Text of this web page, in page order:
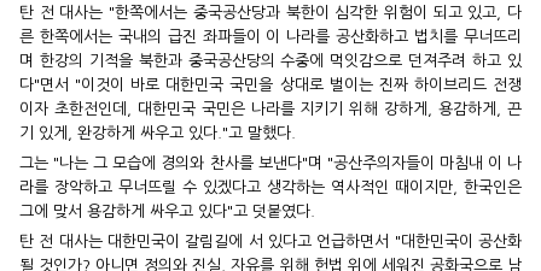
탄 전 대사는 "한쪽에서는 중국공산당과 북한이 심각한 위험이 되고 있고, 다
른 한쪽에서는 국내의 급진 좌파들이 이 나라를 공산화하고 법치를 무너뜨리
며 한강의 기적을 북한과 중국공산당의 수중에 먹잇감으로 던져주려 하고 있
다"면서 "이것이 바로 대한민국 국민을 상대로 벌이는 진짜 하이브리드 전쟁
이자 초한전인데, 대한민국 국민은 나라를 지키기 위해 강하게, 용감하게, 끈
기 있게, 완강하게 싸우고 있다."고 말했다.
그는 "나는 그 모습에 경의와 찬사를 보낸다"며 "공산주의자들이 마침내 이 나
라를 장악하고 무너뜨릴 수 있겠다고 생각하는 역사적인 때이지만, 한국인은
그에 맞서 용감하게 싸우고 있다"고 덧붙였다.
탄 전 대사는 대한민국이 갈림길에 서 있다고 언급하면서 "대한민국이 공산화
될 것인가? 아니면 정의와 진실, 자유를 위해 헌법 위에 세워진 공화국으로 남